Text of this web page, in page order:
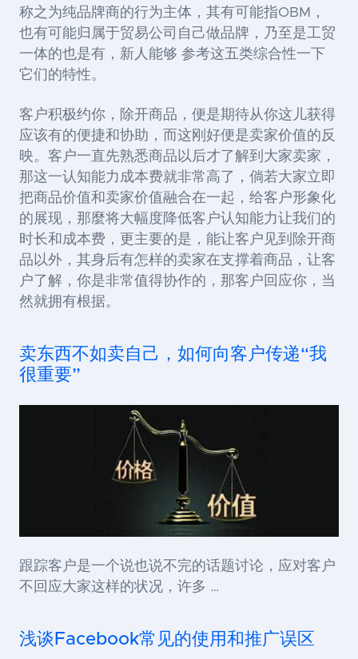
称之为纯品牌商的行为主体，其有可能指OBM，
也有可能归属于贸易公司自己做品牌，乃至是工贸
一体的也是有，新人能够 参考这五类综合性一下
它们的特性。
客户积极约你，除开商品，便是期待从你这儿获得
应该有的便捷和协助，而这刚好便是卖家价值的反
映。客户一直先熟悉商品以后才了解到大家卖家，
那这一认知能力成本费就非常高了，倘若大家立即
把商品价值和卖家价值融合在一起，给客户形象化
的展现，那麼将大幅度降低客户认知能力让我们的
时长和成本费，更主要的是，能让客户见到除开商
品以外，其身后有怎样的卖家在支撑着商品，让客
户了解，你是非常值得协作的，那客户回应你，当
然就拥有根据。
卖东西不如卖自己，如何向客户传递“我
很重要”
跟踪客户是一个说也说不完的话题讨论，应对客户
不回应大家这样的状况，许多 …
浅谈Facebook常见的使用和推广误区